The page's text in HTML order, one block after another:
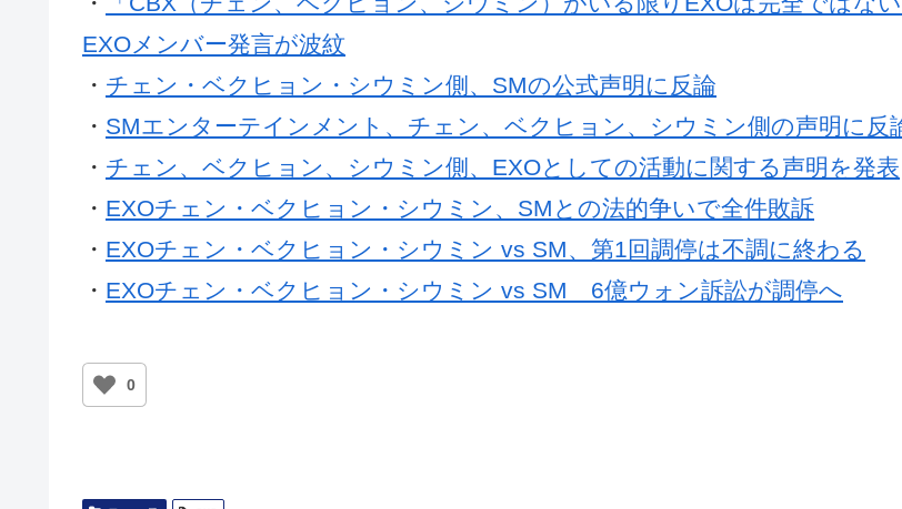
EXOメンバー発言が波紋
・チェン・ベクヒョン・シウミン側、SMの公式声明に反論
SMエンターテインメント、チェン、ベクヒョン、シウミン側の声明に反論
チェン、ベクヒョン、シウミン側、EXOとしての活動に関する声明を発表
EXOチェン・ベクヒョン・シウミン、SMとの法的争いで全件敗訴
EXOチェン・ベクヒョン・シウミン vs SM、第1回調停は不調に終わる
EXOチェン・ベクヒョン・シウミン vs SM 6億ウォン訴訟が調停へ
0